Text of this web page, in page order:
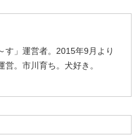
す」運営者。2015年9月より
営。市川育ち。犬好き。